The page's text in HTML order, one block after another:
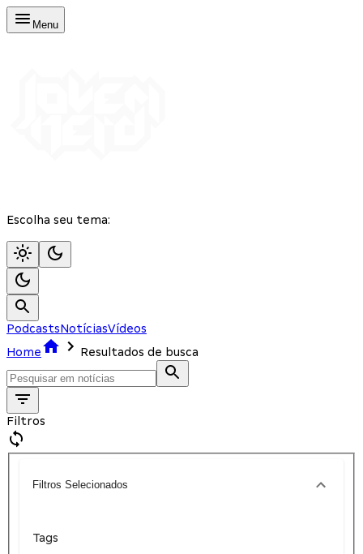
Menu
Escolha seu tema:
PodcastsNotíciasVídeos
Home
Resultados de busca
Filtros
Filtros Selecionados
Tags